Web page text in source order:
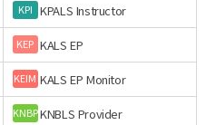
KPI KPALS Instructor
KEP KALS EP
KEIM KALS EP Monitor
KNBPKNBLS Provider